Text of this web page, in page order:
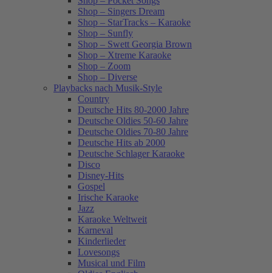
Shop – Singers Dream
Shop – StarTracks – Karaoke
Shop – Sunfly
Shop – Swett Georgia Brown
Shop – Xtreme Karaoke
Shop – Zoom
Shop – Diverse
Playbacks nach Musik-Style
Country
Deutsche Hits 80-2000 Jahre
Deutsche Oldies 50-60 Jahre
Deutsche Oldies 70-80 Jahre
Deutsche Hits ab 2000
Deutsche Schlager Karaoke
Disco
Disney-Hits
Gospel
Irische Karaoke
Jazz
Karaoke Weltweit
Karneval
Kinderlieder
Lovesongs
Musical und Film